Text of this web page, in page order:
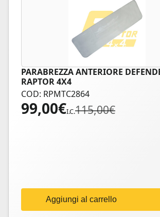
PARABREZZA ANTERIORE
RAPTOR 4X4
COD: RPMTC2864
115,00€
Il
prezzo
99,00€
Il
prezzo
I.C.
Aggiungi al carrello